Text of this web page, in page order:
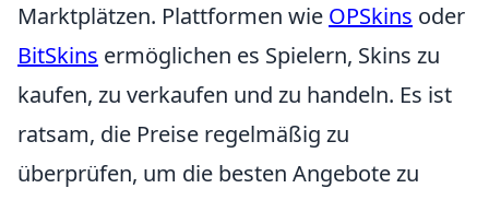
Marktplätzen. Plattformen wie OPSkins oder
BitSkins ermöglichen es Spielern, Skins zu
kaufen, zu verkaufen und zu handeln. Es ist
ratsam, die Preise regelmäßig zu
überprüfen, um die besten Angebote zu